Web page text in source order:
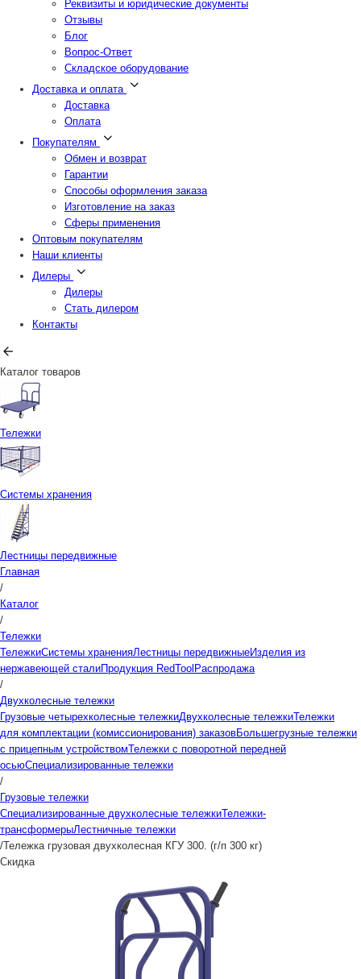
Реквизиты и юридические документы
Отзывы
Блог
Вопрос-Ответ
Складское оборудование
Доставка и оплата
Доставка
Оплата
Покупателям
Обмен и возврат
Гарантии
Способы оформления заказа
Изготовление на заказ
Сферы применения
Оптовым покупателям
Наши клиенты
Дилеры
Дилеры
Стать дилером
Контакты
Каталог товаров
Тележки
Системы хранения
Лестницы передвижные
Главная
/
Каталог
/
Тележки
ТележкиСистемы храненияЛестницы передвижныеИзделия из
нержавеющей сталиПродукция RedTool Распродажа
/
Двухколесные тележки
Грузовые четырехколесные тележкиДвухколесные тележкиТележки
для комплектации (комиссионирования) заказовБольшегрузные тележки
с прицепным устройствомТележки с поворотной передней
осьюСпециализированные тележки
/
Грузовые тележки
Специализированные двухколесные тележкиТележки-
трансформерыЛестничные тележки
/Тележка грузовая двухколесная КГУ 300. (г/п 300 кг)
Скидка